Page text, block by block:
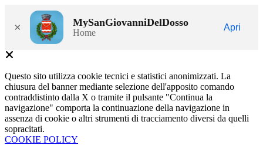
× MySanGiovanniDelDosso
Home
Apri
Questo sito utilizza cookie tecnici e statistici anonimizzati. La
chiusura del banner mediante selezione dell'apposito comando
contraddistinto dalla X o tramite il pulsante "Continua la
navigazione" comporta la continuazione della navigazione in
assenza di cookie o altri strumenti di tracciamento diversi da quelli
sopracitati.
COOKIE POLICY